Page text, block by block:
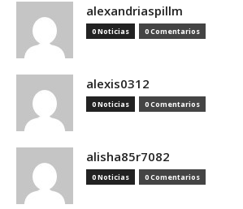
alexandriaspillm
0 Noticias 0 Comentarios
alexis0312
0 Noticias 0 Comentarios
alisha85r7082
0 Noticias 0 Comentarios